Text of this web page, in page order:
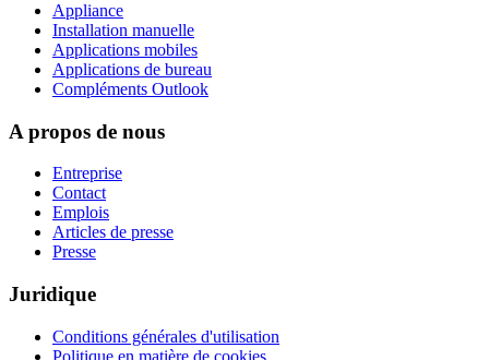
Appliance
Installation manuelle
Applications mobiles
Applications de bureau
Compléments Outlook
A propos de nous
Entreprise
Contact
Emplois
Articles de presse
Presse
Juridique
Conditions générales d'utilisation
Politique en matière de cookies